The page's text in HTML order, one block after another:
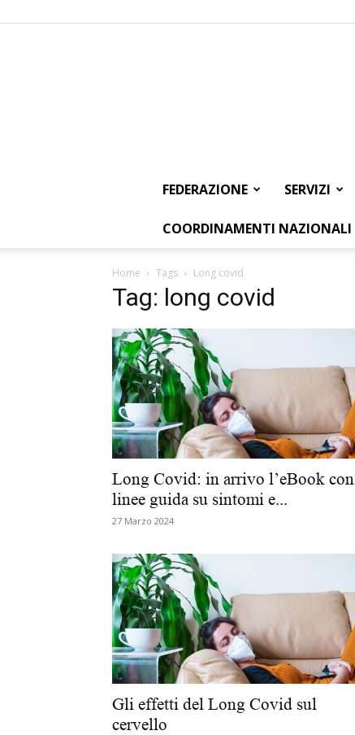
FEDERAZIONE SERVIZI
COORDINAMENTI NAZIONALI
Home Tags Long covid
Tag: long covid
Long Covid: in arrivo l’eBook con
linee guida su sintomi e...
27 Marzo 2024
Gli effetti del Long Covid sul
cervello